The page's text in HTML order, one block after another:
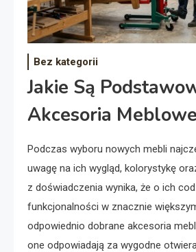
Bez kategorii
Jakie Są
Akcesoria
Podczas wyboru nowych mebli
uwagę na ich wygląd, kolorystykę
z doświadczenia wynika, że o ich
funkcjonalności w znacznie
odpowiednio dobrane akcesoria
one odpowiadają za wygodne